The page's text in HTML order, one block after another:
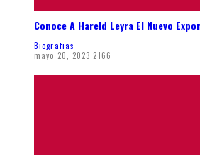
Conoce A Hareld Leyra El Nuevo
Biografias
mayo 20, 2023 2166